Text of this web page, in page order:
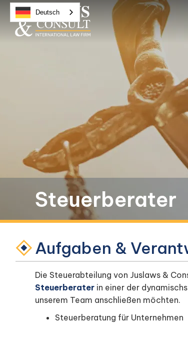
Steuerberater
Aufgaben &
Die Steuerabteilung von Juslaws &
Steuerberater in einer der
unserem Team anschließen möchten.
Steuerberatung für Unternehmen
Deutsch